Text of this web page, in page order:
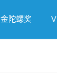
金陀螺奖